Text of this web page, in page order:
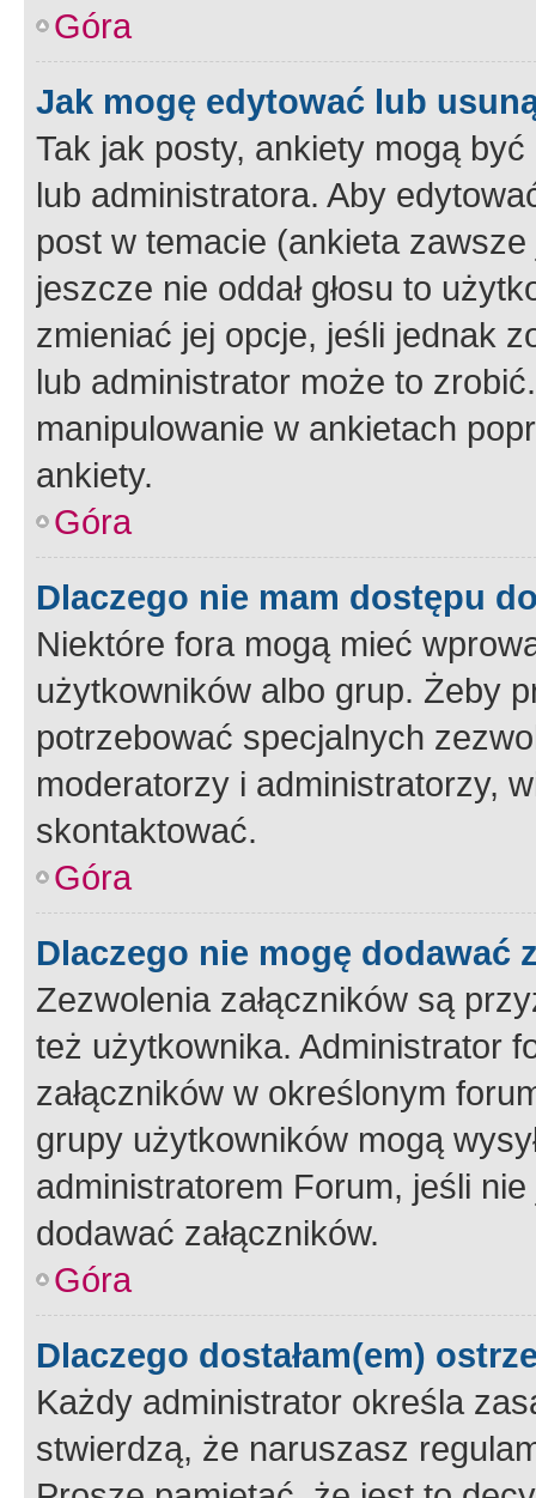
Góra
Jak mogę edytować lub
Tak jak posty, ankiety mogą
lub administratora. Aby
post w temacie (ankieta
jeszcze nie oddał głosu to
zmieniać jej opcje, jeśli jednak
lub administrator może to
manipulowanie w ankietach
ankiety.
Góra
Dlaczego nie mam dostępu
Niektóre fora mogą mieć
użytkowników albo grup. Żeby
potrzebować specjalnych
moderatorzy i administratorzy,
skontaktować.
Góra
Dlaczego nie mogę dodawać
Zezwolenia załączników są
też użytkownika. Administrator
załączników w określonym
grupy użytkowników mogą
administratorem Forum, jeśli
dodawać załączników.
Góra
Dlaczego dostałam(em)
Każdy administrator określa
stwierdzą, że naruszasz